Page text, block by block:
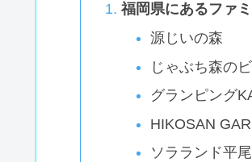
福岡県にあるファ
源じいの森
じゃぶち森の
グランピング
HIKOSAN
ソラランド平